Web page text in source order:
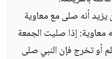
أنه صلى مع معاوية
معاوية: إذا صليت الجمعة
أو تخرج فإن النبي صلى